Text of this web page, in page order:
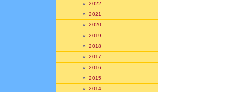
» 2022
» 2021
» 2020
» 2019
» 2018
» 2017
» 2016
» 2015
» 2014